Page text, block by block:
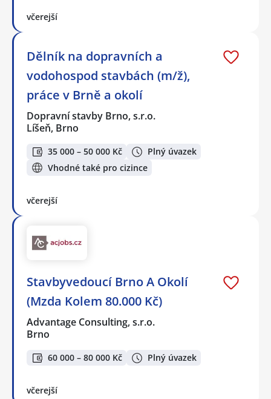
včerejší
Dělník na dopravních a
vodohospod stavbách (m/ž),
práce v Brně a okolí
Dopravní stavby Brno, s.r.o.
Líšeň, Brno
35 000 – 50 000 Kč
Plný úvazek
Vhodné také pro cizince
včerejší
Stavbyvedoucí Brno A Okolí
(Mzda Kolem 80.000 Kč)
Advantage Consulting, s.r.o.
Brno
60 000 – 80 000 Kč Plný úvazek
včerejší